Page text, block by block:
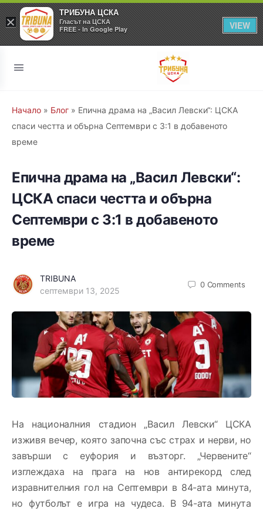
Начало » Блог » Епична драма на „Васил Левски“: ЦСКА
спаси честта и обърна Септември с 3:1 в добавеното
време
Епична драма на „Васил Левски“:
ЦСКА спаси честта и обърна
Септември с 3:1 в добавеното
време
TRIBUNA
септември 13, 2025
0 Comments
На националния стадион „Васил Левски“ ЦСКА
изживя вечер, която започна със страх и нерви, но
завърши с еуфория и възторг. „Червените“
изглеждаха на прага на нов антирекорд след
изравнителния гол на Септември в 84-ата минута,
но футболът е игра на чудеса. В 94-ата минута
×
ТРИБУНА ЦСКА
Гласът на ЦСКА
FREE - In Google Play
VIEW